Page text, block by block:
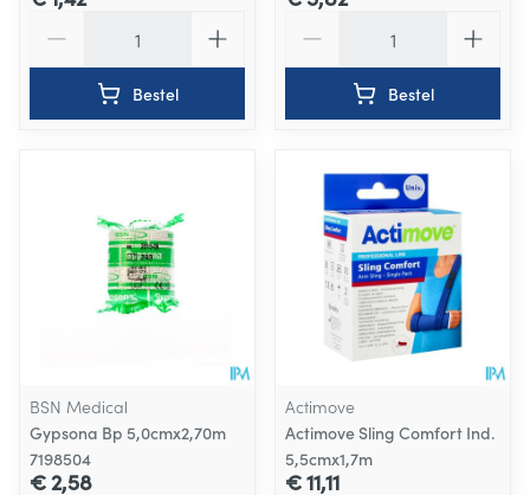
Bestel Bestel
BSN Medical
Gypsona Bp 5,0cmx2,70m
7198504
€ 2,58
Actimove
Actimove Sling Comfort Ind.
5,5cmx1,7m
€ 11,11